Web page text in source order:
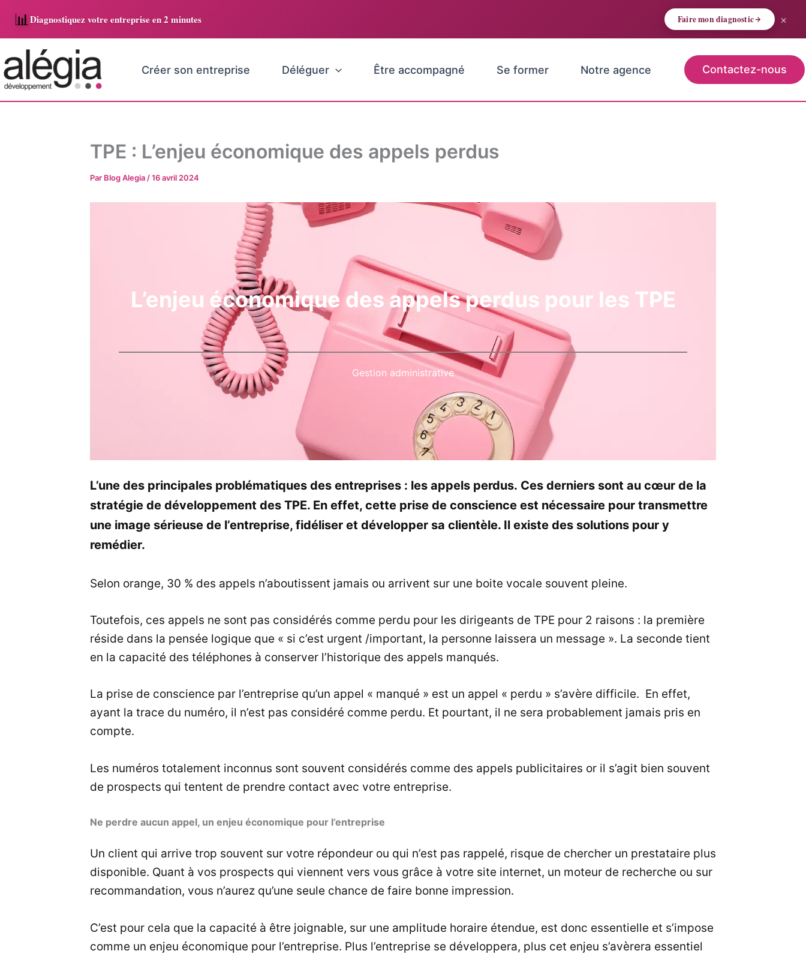
📊Diagnostiquez votre entreprise en 2 minutes Faire mon diagnostic ×
contenu
Créer son entreprise Déléguer Être accompagné Se former Notre agence Contactez-nous
TPE : L’enjeu économique des appels perdus
Par Blog Alegia /16 avril 2024
L’enjeu économique des appels perdus pour les TPE
Gestion administrative
L’une des principales problématiques des entreprises : les appels perdus. Ces derniers sont au cœur de la
stratégie de développement des TPE. En effet, cette prise de conscience est nécessaire pour transmettre
une image sérieuse de l’entreprise, fidéliser et développer sa clientèle. Il existe des solutions pour y
remédier.
Selon orange, 30 % des appels n’aboutissent jamais ou arrivent sur une boite vocale souvent pleine.
Toutefois, ces appels ne sont pas considérés comme perdu pour les dirigeants de TPE pour 2 raisons : la première
réside dans la pensée logique que « si c’est urgent /important, la personne laissera un message ». La seconde tient
en la capacité des téléphones à conserver l’historique des appels manqués.
La prise de conscience par l’entreprise qu’un appel « manqué » est un appel « perdu » s’avère difficile. En effet,
ayant la trace du numéro, il n’est pas considéré comme perdu. Et pourtant, il ne sera probablement jamais pris en
compte.
Les numéros totalement inconnus sont souvent considérés comme des appels publicitaires or il s’agit bien souvent
de prospects qui tentent de prendre contact avec votre entreprise.
Ne perdre aucun appel, un enjeu économique pour l’entreprise
Un client qui arrive trop souvent sur votre répondeur ou qui n’est pas rappelé, risque de chercher un prestataire plus
disponible. Quant à vos prospects qui viennent vers vous grâce à votre site internet, un moteur de recherche ou sur
recommandation, vous n’aurez qu’une seule chance de faire bonne impression.
C’est pour cela que la capacité à être joignable, sur une amplitude horaire étendue, est donc essentielle et s’impose
comme un enjeu économique pour l’entreprise. Plus l’entreprise se développera, plus cet enjeu s’avèrera essentiel
votre
adresse
e-
mail…